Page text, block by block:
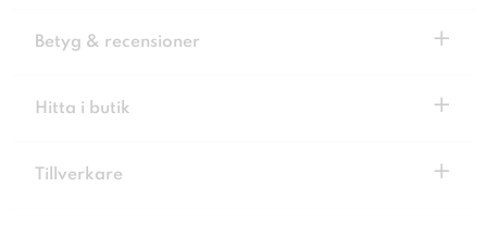
Betyg & recensioner +
Hitta i butik +
Tillverkare +